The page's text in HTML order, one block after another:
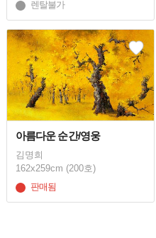
렌탈불가
아름다운 순간/영웅
김명희
162x259cm (200호)
판매됨